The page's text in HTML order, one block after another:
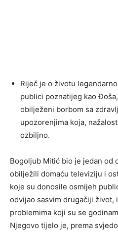
Riječ je o životu
publici poznatijeg kao
obilježeni borbom sa
upozorenjima koja,
ozbiljno.
Bogoljub Mitić bio je jedan od
obilježili domaću televiziju i
koje su donosile osmijeh
odvijao sasvim drugačiji život,
problemima koji su se
Njegovo tijelo je, prema